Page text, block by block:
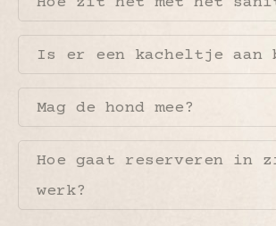
Is er een kacheltje aan
Mag de hond mee?
Hoe gaat reserveren in
werk?